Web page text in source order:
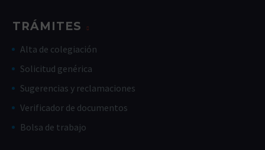
TRÁMITES
Alta de colegiación
Solicitud genérica
Sugerencias y reclamaciones
Verificador de documentos
Bolsa de trabajo